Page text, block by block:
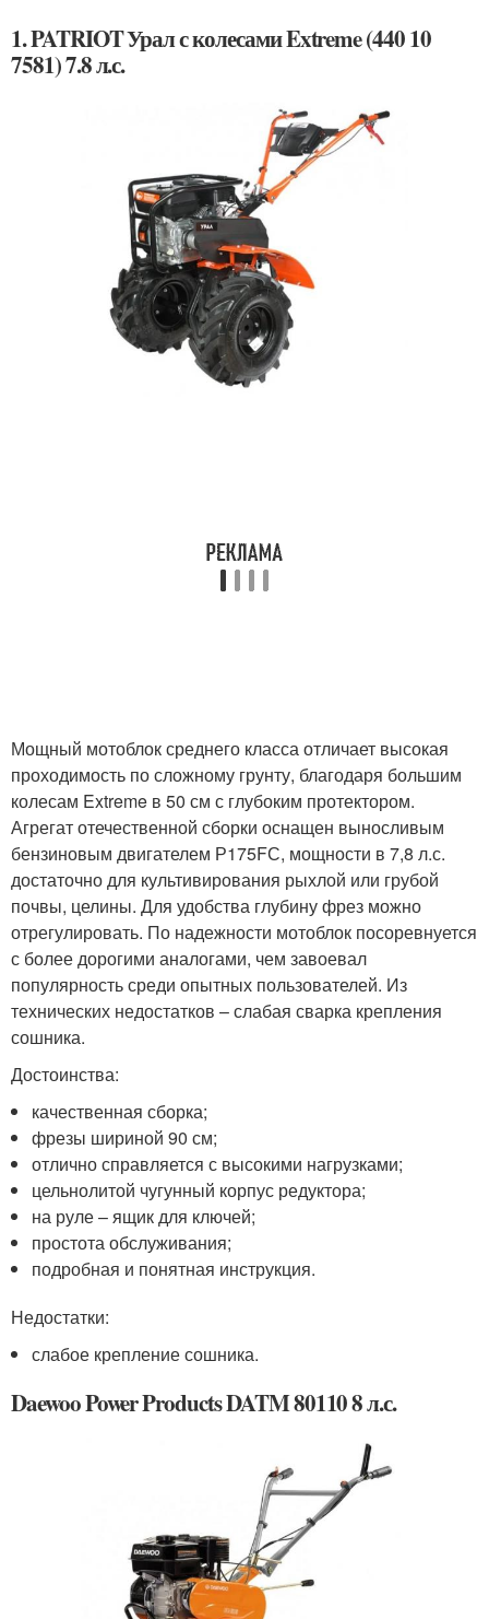
1. PATRIOT Урал с колесами Extreme (440 10
7581) 7.8 л.с.
Мощный мотоблок среднего класса отличает высокая
проходимость по сложному грунту, благодаря большим
колесам Extreme в 50 см с глубоким протектором.
Агрегат отечественной сборки оснащен выносливым
бензиновым двигателем Р175FС, мощности в 7,8 л.с.
достаточно для культивирования рыхлой или грубой
почвы, целины. Для удобства глубину фрез можно
отрегулировать. По надежности мотоблок посоревнуется
с более дорогими аналогами, чем завоевал
популярность среди опытных пользователей. Из
технических недостатков – слабая сварка крепления
сошника.
Достоинства:
качественная сборка;
фрезы шириной 90 см;
отлично справляется с высокими нагрузками;
цельнолитой чугунный корпус редуктора;
на руле – ящик для ключей;
простота обслуживания;
подробная и понятная инструкция.
Недостатки:
слабое крепление сошника.
Daewoo Power Products DATM 80110 8 л.с.